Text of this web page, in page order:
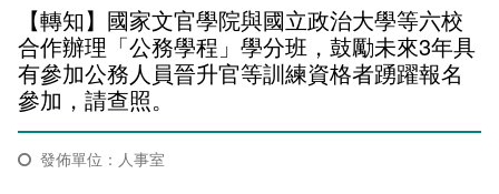
諮詢信箱
性別平等專區
教師申訴評議委員會
常見問答
【轉知】國家文官學院與國立政治大學等六校
合作辦理「公務學程」學分班，鼓勵未來3年具
有參加公務人員晉升官等訓練資格者踴躍報名
參加，請查照。
發佈單位：人事室